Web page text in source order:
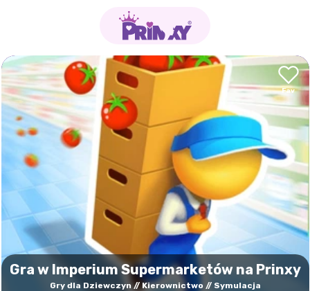
Gra w Imperium Supermarketów na Prinxy
Gry dla Dziewczyn Kierownictwo Symulacja